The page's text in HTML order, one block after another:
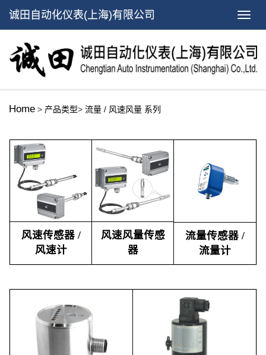
诚田自动化仪表(上海)有限公司
Home > 产品类型> 流量 / 风速风量 系列
风速传感器 /
风速计
风速风量传感
器
流量传感器 /
流量计